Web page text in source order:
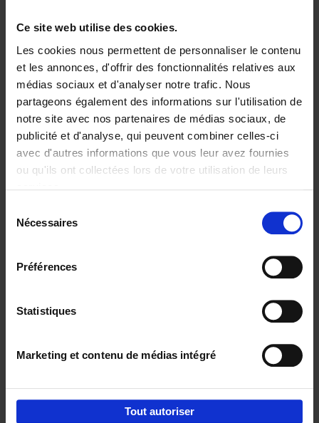
Ce site web utilise des cookies.
Les cookies nous permettent de personnaliser le contenu
et les annonces, d'offrir des fonctionnalités relatives aux
médias sociaux et d'analyser notre trafic. Nous
partageons également des informations sur l'utilisation de
notre site avec nos partenaires de médias sociaux, de
publicité et d'analyse, qui peuvent combiner celles-ci
avec d'autres informations que vous leur avez fournies
ou qu'ils ont collectées lors de votre utilisation de leurs
Nécessaires
Préférences
Statistiques
Marketing et contenu de médias intégré
Tout autoriser
The Offer You Can't
Refuse
Steven Van Belleghem
Couverture souple
2020 256
€37,50
Building Bonds = Building